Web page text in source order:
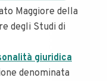
Maggiore della
degli Studi di
giuridica
denominata